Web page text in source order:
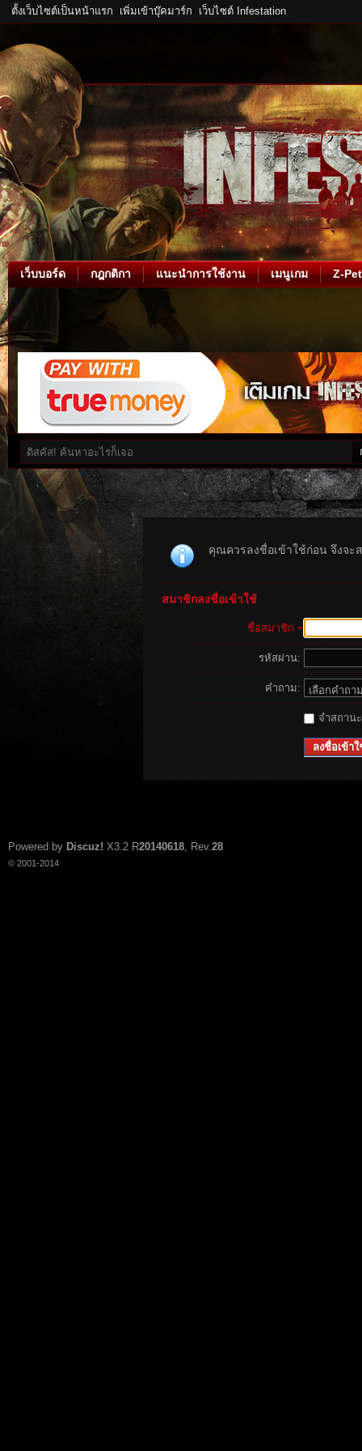
ตั้งเว็บไซต์เป็นหน้าแรก เพิ่มเข้าบุ๊คมาร์ก เว็บไซต์ Infestation
เว็บบอร์ด กฎกติกา แนะนำการใช้งาน เมนูเกม Z-Pet
คุณควรลงชื่อเข้าใช้ก่อน จึงจะ
สมาชิกลงชื่อเข้าใช้
ชื่อสมาชิก
รหัสผ่าน:
คำถาม:
จำสถาน
ลงชื่อเข้าใ
Powered by Discuz! X3.2 R20140618, Rev.28
© 2001-2014